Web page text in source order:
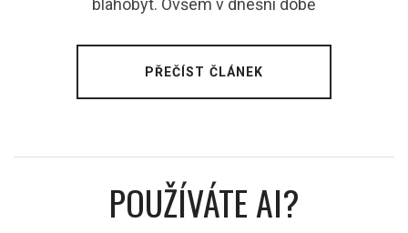
PŘEČÍST ČLÁNEK
POUŽÍVÁTE AI?